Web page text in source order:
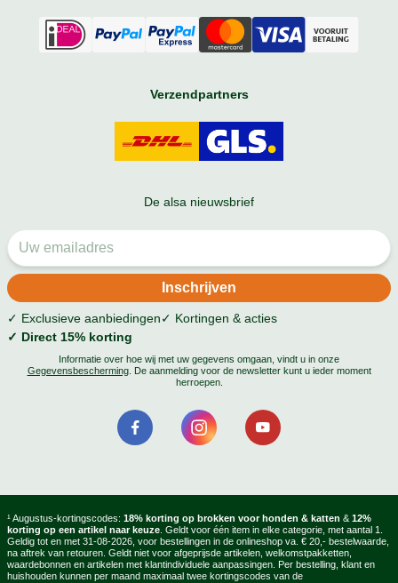
Verzendpartners
De alsa nieuwsbrief
✓ Exclusieve aanbiedingen✓ Kortingen & acties
✓ Direct 15% korting
Informatie over hoe wij met uw gegevens omgaan, vindt u in onze
Gegevensbescherming. De aanmelding voor de newsletter kunt u ieder moment
herroepen.
¹ Augustus-kortingscodes: 18% korting op brokken voor honden & katten & 12%
korting op een artikel naar keuze . Geldt voor één item in elke categorie, met aantal 1.
Geldig tot en met 31-08-2026, voor bestellingen in de onlineshop va. € 20,- bestelwaarde,
na aftrek van retouren. Geldt niet voor afgeprijsde artikelen, welkomstpakketten,
waardebonnen en artikelen met klantindividuele aanpassingen. Per bestelling, klant en
huishouden kunnen per maand maximaal twee kortingscodes van de